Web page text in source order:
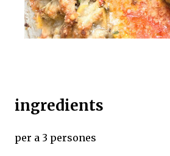
ingredients
per a 3 persones